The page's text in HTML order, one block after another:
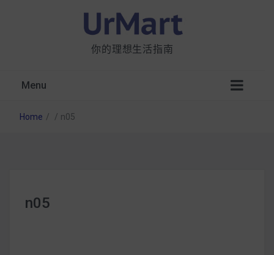
你的理想生活指南
Menu
析：成分、營養價值及其優缺點
Home / / n05
n05